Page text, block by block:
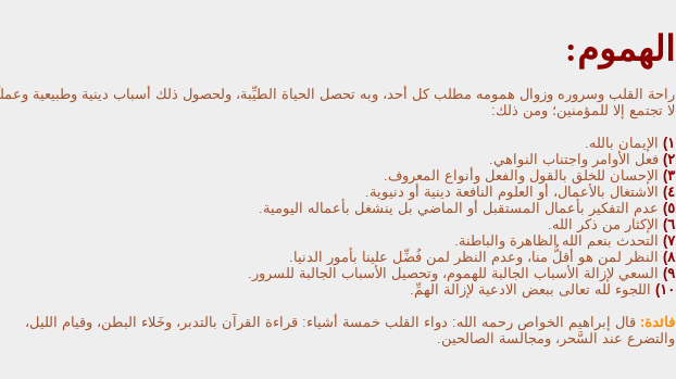
الهموم:
راحة القلب وسروره وزوال همومه مطلب كل أحد، وبه تحصل الحياة الطيِّبة، ولحصول ذلك أسباب دينية وطبيعية
لا تجتمع إلا للمؤمنين؛ ومن ذلك:
١)
الإيمان بالله.
٢) فعل الأوامر واجتناب النواهي.
٣)
الإحسان للخلق بالقول والفعل وأنواع المعروف.
٤)
الاشتغال بالأعمال، أو العلوم النافعة دينية أو دنيوية.
٥) عدم التفكير بأعمال المستقبل أو الماضي بل ينشغل بأعماله اليومية.
٦)
الإكثار من ذكر الله.
٧)
التحدث بنعم الله الظاهرة والباطنة.
٨)
النظر لمن هو أقلُّ منا، وعدم النظر لمن فُضِّل علينا بأمور الدنيا.
٩)
السعي لإزالة الأسباب الجالبة للهموم، وتحصيل الأسباب الجالبة للسرور.
١٠)
اللجوء لله تعالى ببعض الادعية لإزالة الهمِّ.
فائدة: قال إبراهيم الخواص رحمه الله: دواء القلب خمسة أشياء: قراءة القرآن بالتدبر، وخَلاء البطن، وقيام الليل،
والتضرع عند السَّحر، ومجالسة الصالحين.